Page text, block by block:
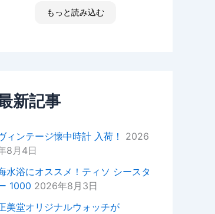
正美堂スタッフ
な時間でした
高知 あと何回伺う事があるだ
セイコーのオートクォーツ 褒め
てもらえた！
オーナーからの返信
k様
この度は嬉しい評価をいただき誠
にありがとうございます。
YouTubeの動画もご覧いただい
ているとのことで、スタッフ一同
大変嬉しい気持ちでございます。
もっと読み込む
新記事
ィンテージ懐中時計 入荷！
2026
8月4日
水浴にオススメ！ティソ シースタ
1000 2026年8月3日
美堂オリジナルウォッチが